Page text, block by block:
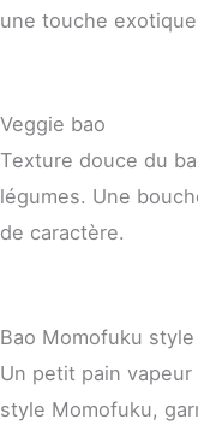
une touche
Veggie bao
Texture douce du
légumes. Une
de caractère.
Bao Momofuku style
Un petit pain
style Momofuku,